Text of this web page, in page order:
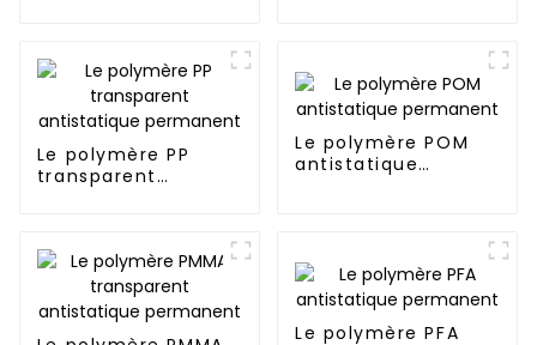
Le polymère PP
transparent
Le polymère POM
antistatique
Le polymère PFA